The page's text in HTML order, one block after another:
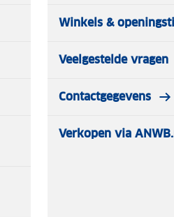
temperatuur- en
modellen van Chiruca.
indien buiten gedragen
Winkels &
Veelgestelde vragen
Contactgegevens
Verkopen via